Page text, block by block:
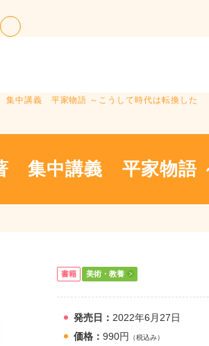
中講義 平家物語 ～こうして時代は転換した
集中講義 平家物語
書籍 美術・教養
発売日： 2022年6月27日
価格： 990円 （税込み）